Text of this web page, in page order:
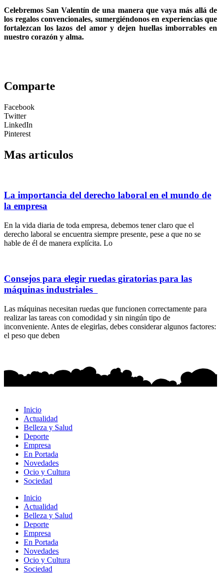
Celebremos San Valentín de una manera que vaya más allá de
los regalos convencionales, sumergiéndonos en experiencias que
fortalezcan los lazos del amor y dejen huellas imborrables en
nuestro corazón y alma.
Comparte
Facebook
Twitter
LinkedIn
Pinterest
Mas articulos
La importancia del derecho laboral en el mundo de
la empresa
En la vida diaria de toda empresa, debemos tener claro que el
derecho laboral se encuentra siempre presente, pese a que no se
hable de él de manera explícita. Lo
Consejos para elegir ruedas giratorias para las
máquinas industriales
Las máquinas necesitan ruedas que funcionen correctamente para
realizar las tareas con comodidad y sin ningún tipo de
inconveniente. Antes de elegirlas, debes considerar algunos factores:
el peso que deben
Inicio
Actualidad
Belleza y Salud
Deporte
Empresa
En Portada
Novedades
Ocio y Cultura
Sociedad
Inicio
Actualidad
Belleza y Salud
Deporte
Empresa
En Portada
Novedades
Ocio y Cultura
Sociedad